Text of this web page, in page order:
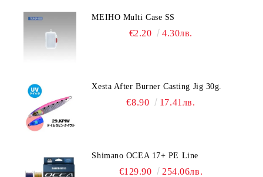
MEIHO Multi Case SS
€2.20 4.30лв.
Xesta After Burner Casting Jig 30g.
€8.90 17.41лв.
Shimano OCEA 17+ PE Line
€129.90 254.06лв.